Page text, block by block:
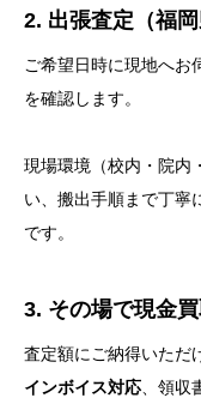
2. 出張査定（福岡
ご希望日時に現地へお
を確認します。
現場環境（校内・院内
い、搬出手順まで丁寧
です。
3. その場で現金
査定額にご納得いただ
インボイス対応 、領